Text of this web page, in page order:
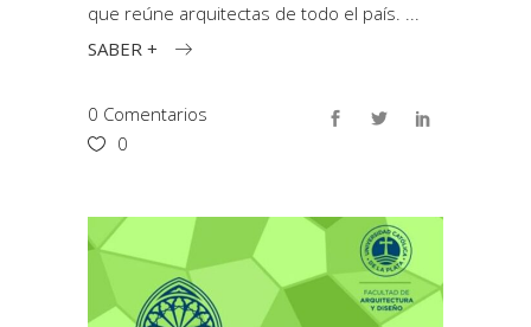
que reúne arquitectas de todo el país.
SABER +
0 Comentarios
0